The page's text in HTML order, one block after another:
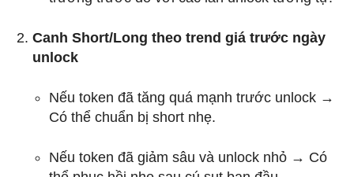
Canh Short/Long theo trend giá trước ngày
unlock
Nếu token đã tăng quá mạnh trước unlock →
Có thể chuẩn bị short nhẹ.
Nếu token đã giảm sâu và unlock nhỏ → Có